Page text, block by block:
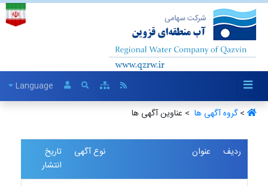
Language
>گروه آگهی ها ‏ > عناوین آگهی ها
ردیف عنوان نوع آگهی
تاریخ
انتشار